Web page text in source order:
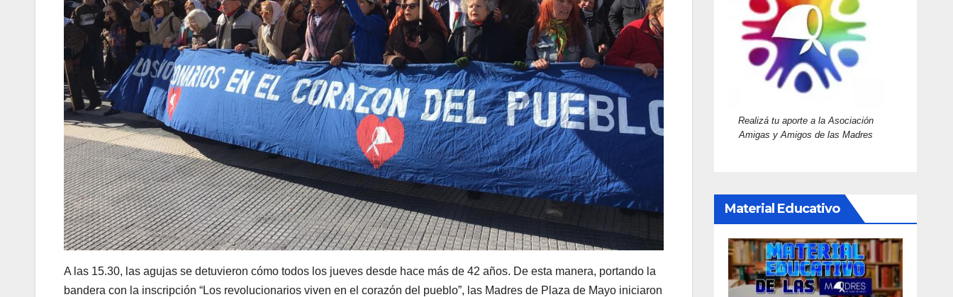
A las 15.30, las agujas se detuvieron cómo todos los jueves desde hace más de 42 años. De esta manera, portando la
bandera con la inscripción “Los revolucionarios viven en el corazón del pueblo”, las Madres de Plaza de Mayo iniciaron
Realizá tu aporte a la Asociación
Amigas y Amigos de las Madres
Material Educativo